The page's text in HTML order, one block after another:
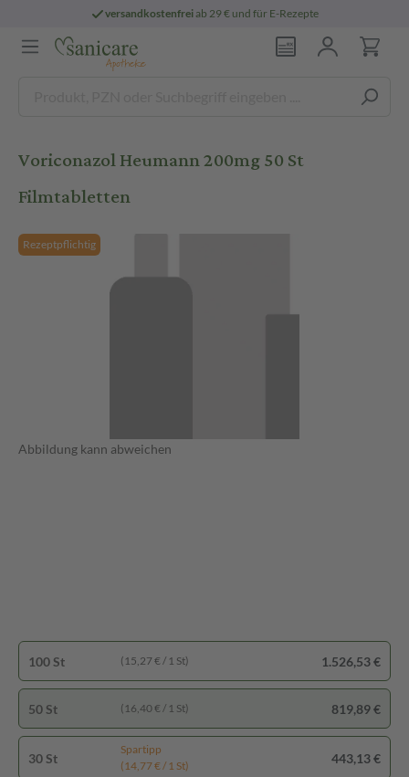
versandkostenfreiab 29 € und für E-Rezepte
Voriconazol Heumann 200mg 50 St
Filmtabletten
Rezeptpflichtig
Abbildung kann abweichen
100 St (15,27 € / 1 St) 1.526,53 €
50 St (16,40 € / 1 St) 819,89 €
30 St
Spartipp
(14,77 € / 1 St)
443,13 €